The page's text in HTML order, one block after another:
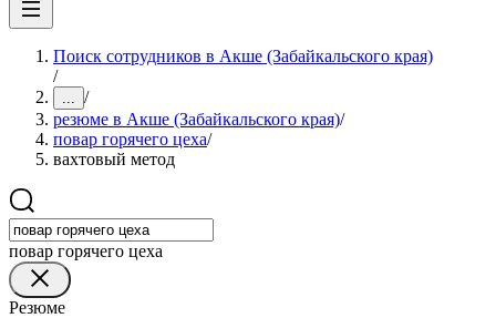
Поиск сотрудников в Акше (Забайкальского края)
/
... /
резюме в Акше (Забайкальского края)/
повар горячего цеха/
вахтовый метод
повар горячего цеха
Резюме